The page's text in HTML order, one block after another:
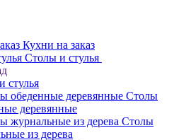
Кухни на заказ
Столы и стулья
стулья
Столы
деревянные
Столы
из дерева